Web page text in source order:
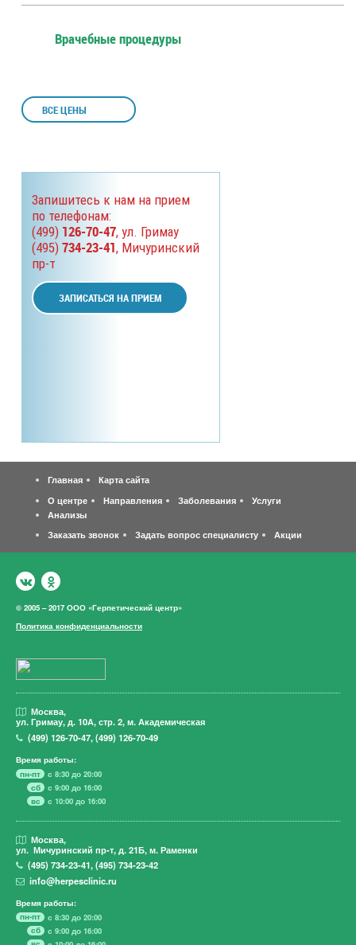
Врачебные процедуры
ВСЕ ЦЕНЫ
Запишитесь к нам на прием
по телефонам:
(499) 126-70-47, ул. Гримау
(495) 734-23-41, Мичуринский
пр-т
ЗАПИСАТЬСЯ НА ПРИЕМ
Главная
Карта сайта
О центре
Направления Заболевания
Услуги
Анализы
Заказать звонок
Задать вопрос специалисту Акции
© 2005 – 2017 ООО «Герпетический центр»
Политика конфиденциальности
Москва,
ул. Гримау,д. 10А, стр. 2, м. Академическая
(499)126-70-47,(499)126-70-49
Время работы:
пн-пт
с 8:30 до 20:00
сб
с 9:00 до 16:00
вс
с 10:00 до 16:00
Москва,
ул. Мичуринский пр-т, д. 21Б, м. Раменки
(495)734-23-41,(495)734-23-42
info@herpesclinic.ru
Время работы:
пн-пт
с 8:30 до 20:00
сб
с 9:00 до 16:00